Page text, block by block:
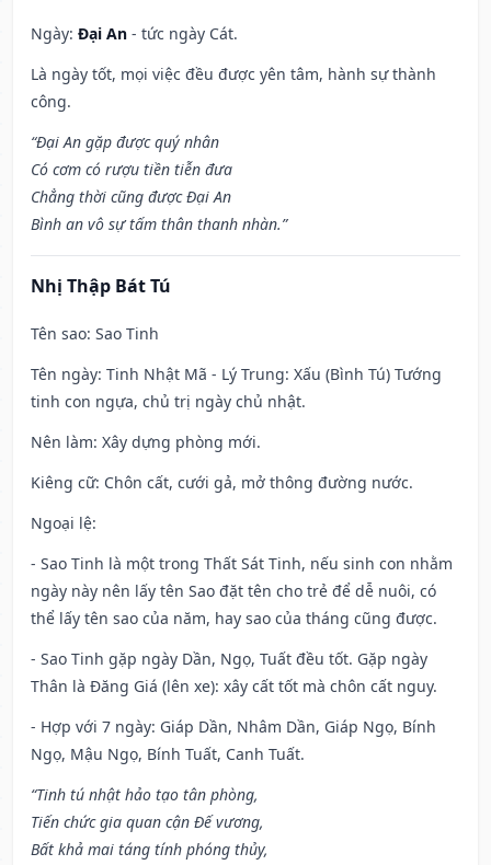
Ngày: Đại An - tức ngày Cát.
Là ngày tốt, mọi việc đều được yên tâm, hành sự thành
công.
“Đại An gặp được quý nhân
Có cơm có rượu tiền tiễn đưa
Chẳng thời cũng được Đại An
Bình an vô sự tấm thân thanh nhàn.”
Nhị Thập Bát Tú
Tên sao: Sao Tinh
Tên ngày: Tinh Nhật Mã - Lý Trung: Xấu (Bình Tú) Tướng
tinh con ngựa, chủ trị ngày chủ nhật.
Nên làm: Xây dựng phòng mới.
Kiêng cữ: Chôn cất, cưới gả, mở thông đường nước.
Ngoại lệ:
- Sao Tinh là một trong Thất Sát Tinh, nếu sinh con nhằm
ngày này nên lấy tên Sao đặt tên cho trẻ để dễ nuôi, có
thể lấy tên sao của năm, hay sao của tháng cũng được.
- Sao Tinh gặp ngày Dần, Ngọ, Tuất đều tốt. Gặp ngày
Thân là Đăng Giá (lên xe): xây cất tốt mà chôn cất nguy.
- Hợp với 7 ngày: Giáp Dần, Nhâm Dần, Giáp Ngọ, Bính
Ngọ, Mậu Ngọ, Bính Tuất, Canh Tuất.
“Tinh tú nhật hảo tạo tân phòng,
Tiến chức gia quan cận Đế vương,
Bất khả mai táng tính phóng thủy,